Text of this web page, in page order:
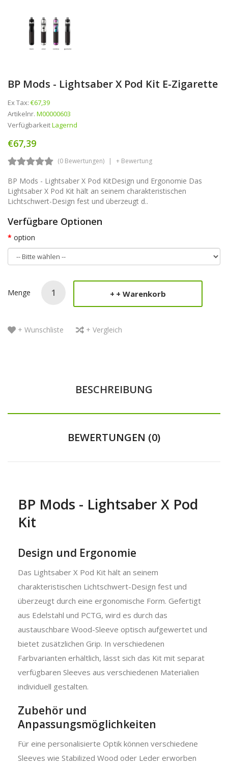
BP Mods - Lightsaber X Pod Kit E-Zigarette
Ex Tax: €67,39
Artikelnr. M00000603
VerfügbarkeitLagernd
€67,39
(0 Bewertungen) + Bewertung
BP Mods - Lightsaber X Pod KitDesign und Ergonomie Das
Lightsaber X Pod Kit hält an seinem charakteristischen
Lichtschwert-Design fest und überzeugt d..
Verfügbare Optionen
option
Menge + Warenkorb
+ Wunschliste + Vergleich
BESCHREIBUNG
BEWERTUNGEN (0)
BP Mods - Lightsaber X Pod
Kit
Design und Ergonomie
Das Lightsaber X Pod Kit hält an seinem
charakteristischen Lichtschwert-Design fest und
überzeugt durch eine ergonomische Form. Gefertigt
aus Edelstahl und PCTG, wird es durch das
austauschbare Wood-Sleeve optisch aufgewertet und
bietet zusätzlichen Grip. In verschiedenen
Farbvarianten erhältlich, lässt sich das Kit mit separat
verfügbaren Sleeves aus verschiedenen Materialien
individuell gestalten.
Zubehör und
Anpassungsmöglichkeiten
Für eine personalisierte Optik können verschiedene
Sleeves wie Stabilized Wood oder Leder erworben